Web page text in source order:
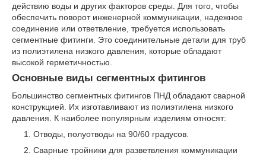
действию воды и других факторов среды. Для того, чтобы
обеспечить поворот инженерной коммуникации, надежное
соединение или ответвление, требуется использовать
сегментные фитинги. Это соединительные детали для труб
из полиэтилена низкого давления, которые обладают
высокой герметичностью.
Основные виды сегментных фитингов
Большинство сегментных фитингов ПНД обладают сварной
конструкцией. Их изготавливают из полиэтилена низкого
давления. К наиболее популярным изделиям относят:
Отводы, полуотводы на 90/60 градусов.
Сварные тройники для разветвления коммуникации